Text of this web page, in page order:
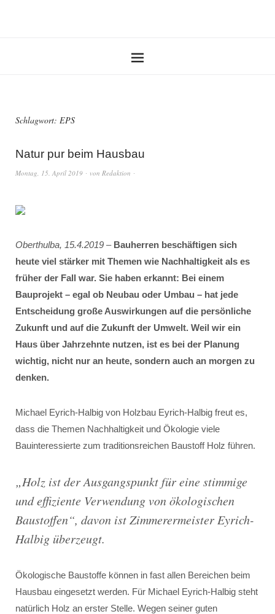
Schlagwort: EPS
Natur pur beim Hausbau
Montag, 15. April 2019 von Redaktion
Oberthulba, 15.4.2019 – Bauherren beschäftigen sich
heute viel stärker mit Themen wie Nachhaltigkeit als es
früher der Fall war. Sie haben erkannt: Bei einem
Bauprojekt – egal ob Neubau oder Umbau – hat jede
Entscheidung große Auswirkungen auf die persönliche
Zukunft und auf die Zukunft der Umwelt. Weil wir ein
Haus über Jahrzehnte nutzen, ist es bei der Planung
wichtig, nicht nur an heute, sondern auch an morgen zu
denken.
Michael Eyrich-Halbig von Holzbau Eyrich-Halbig freut es,
dass die Themen Nachhaltigkeit und Ökologie viele
Bauinteressierte zum traditionsreichen Baustoff Holz führen.
„Holz ist der Ausgangspunkt für eine stimmige
und effiziente Verwendung von ökologischen
Baustoffen“, davon ist Zimmerermeister Eyrich-
Halbig überzeugt.
Ökologische Baustoffe können in fast allen Bereichen beim
Hausbau eingesetzt werden. Für Michael Eyrich-Halbig steht
natürlich Holz an erster Stelle. Wegen seiner guten